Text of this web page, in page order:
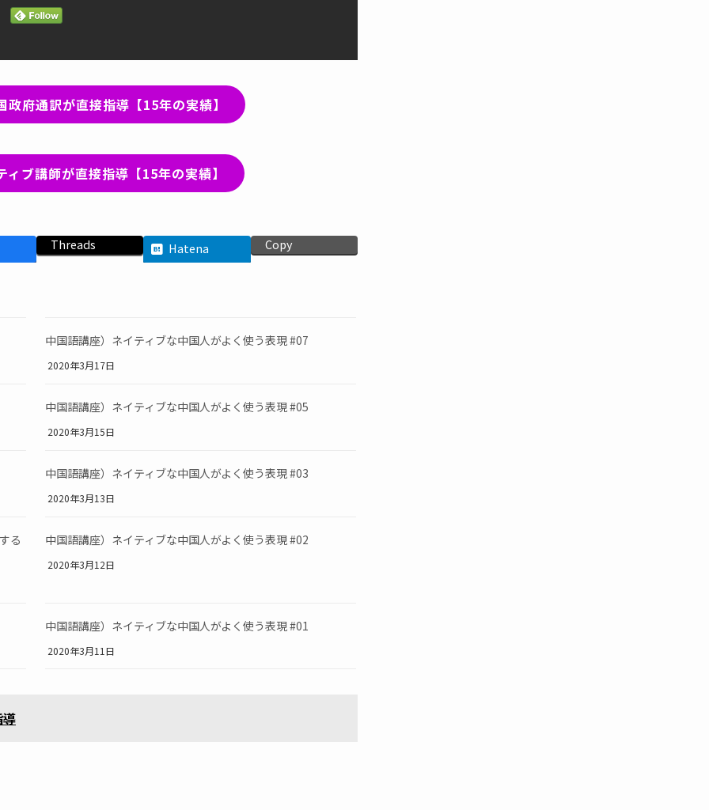
府通訳が直接指導【15年の実績】
ブ講師が直接指導【15年の実績】
Threads Hatena Copy
中国語講座）ネイティブな中国人がよく使う表現 #07
2020年3月17日
中国語講座）ネイティブな中国人がよく使う表現 #05
2020年3月15日
中国語講座）ネイティブな中国人がよく使う表現 #03
2020年3月13日
る 中国語講座）ネイティブな中国人がよく使う表現 #02
2020年3月12日
中国語講座）ネイティブな中国人がよく使う表現 #01
2020年3月11日